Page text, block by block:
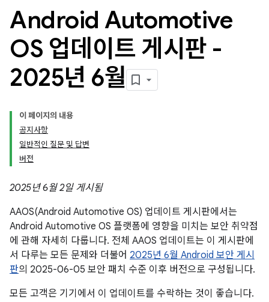
Android Automotive
OS 업데이트 게시판 -
2025년 6월
이 페이지의 내용
공지사항
일반적인 질문 및 답변
버전
2025년 6월 2일 게시됨
AAOS(Android Automotive OS) 업데이트 게시판에서는
Android Automotive OS 플랫폼에 영향을 미치는 보안 취약점
에 관해 자세히 다룹니다. 전체 AAOS 업데이트는 이 게시판에
서 다루는 모든 문제와 더불어 2025년 6월 Android 보안 게시
판의 2025-06-05 보안 패치 수준 이후 버전으로 구성됩니다.
모든 고객은 기기에서 이 업데이트를 수락하는 것이 좋습니다.